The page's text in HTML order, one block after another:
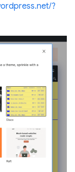
?